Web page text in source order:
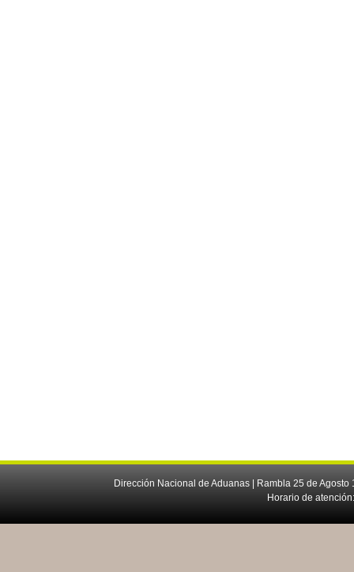
Dirección Nacional de Aduanas | Rambla 25 de
Horario de